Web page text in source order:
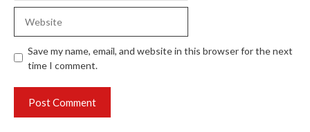
Save my name, email, and website in this browser for the next
time I comment.